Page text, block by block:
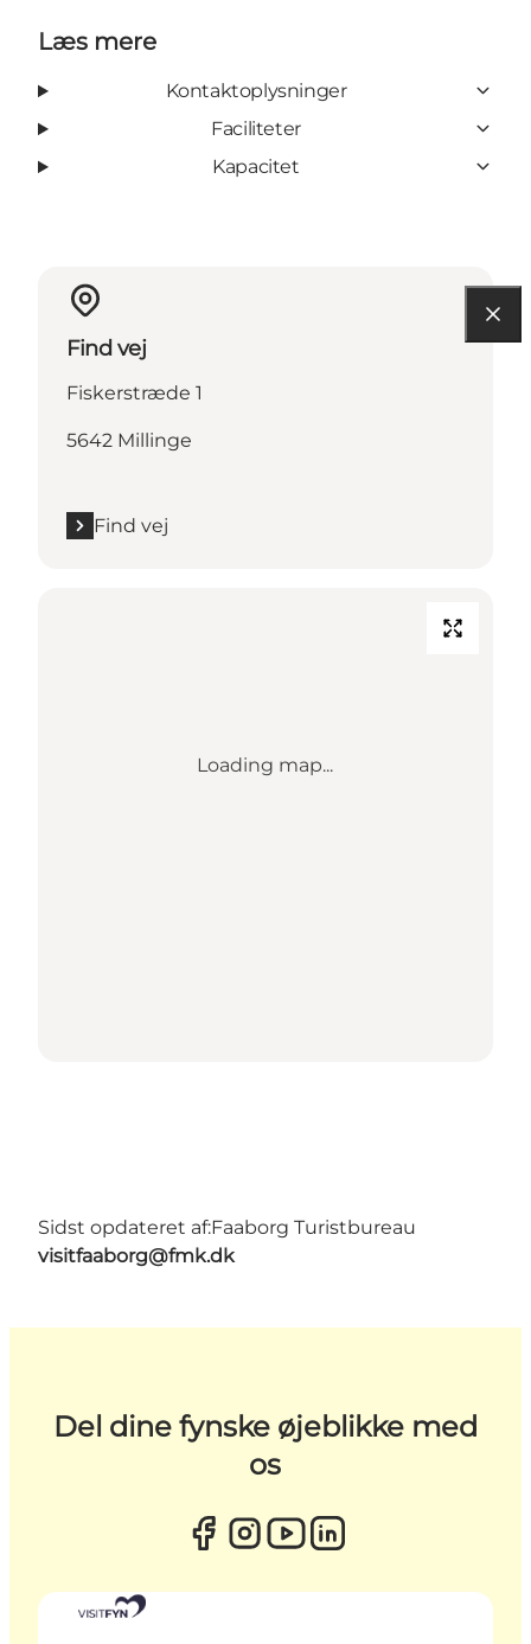
Læs mere
Kontaktoplysninger
Faciliteter
Kapacitet
Find vej
Fiskerstræde 1
5642 Millinge
Find vej
Loading map...
Sidst opdateret af:Faaborg Turistbureau
visitfaaborg@fmk.dk
Del dine fynske øjeblikke med
os